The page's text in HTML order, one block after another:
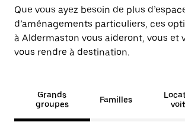
Que vous ayez besoin de plus
d’aménagements particuliers, ces
à Aldermaston vous aideront, vous et
vous rendre à destination.
Grands
groupes
Familles